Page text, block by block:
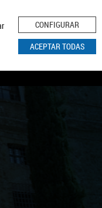
CONFIGURAR
ACEPTAR TODAS
Legal Política de Cookies
BUSCAR